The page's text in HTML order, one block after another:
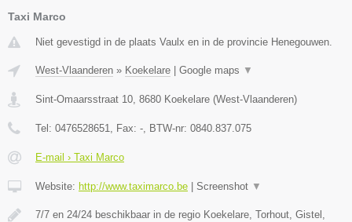
Taxi Marco
Niet gevestigd in de plaats Vaulx en in de provincie Henegouwen.
West-Vlaanderen » Koekelare Google maps ▼
Sint-Omaarsstraat 10 8680 Koekelare (West-Vlaanderen)
Tel: 0476528651 , Fax: - , BTW-nr: 0840.837.075
E-mail › Taxi Marco
Website: http://www.taximarco.be Screenshot ▼
7/7 en 24/24 beschikbaar in de regio Koekelare, Torhout, Gistel,